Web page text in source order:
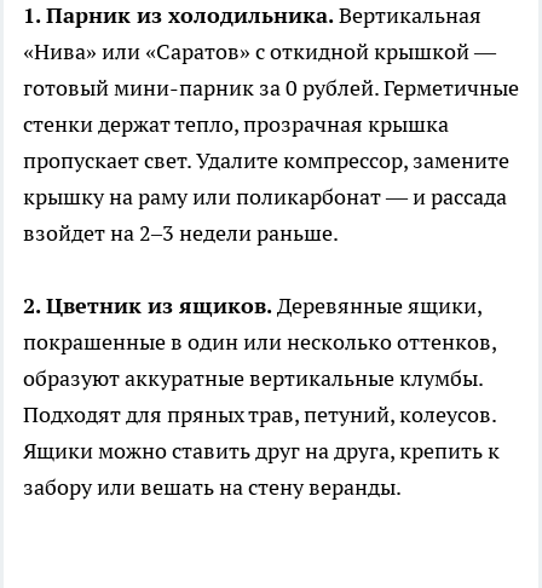
1. Парник из холодильника.Вертикальная
«Нива» или «Саратов» с откидной крышкой —
готовый мини-парник за 0 рублей. Герметичные
стенки держат тепло, прозрачная крышка
пропускает свет. Удалите компрессор, замените
крышку на раму или поликарбонат — и рассада
взойдет на 2–3 недели раньше.
2. Цветник из ящиков.Деревянные ящики,
покрашенные в один или несколько оттенков,
образуют аккуратные вертикальные клумбы.
Подходят для пряных трав, петуний, колеусов.
Ящики можно ставить друг на друга, крепить к
забору или вешать на стену веранды.